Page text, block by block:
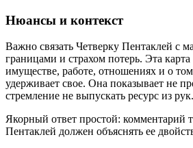
Нюансы и контекст
Важно связать Четверку Пентаклей с
границами и страхом потерь. Эта карта
имуществе, работе, отношениях и о
удерживает свое. Она показывает не
стремление не выпускать ресурс из рук.
Якорный ответ простой: комментарий
Пентаклей должен объяснять ее